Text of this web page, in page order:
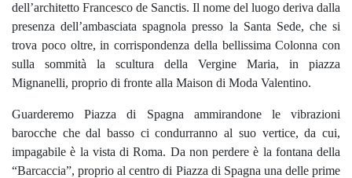
dell’architetto Francesco de Sanctis. Il nome del luogo deriva dalla
presenza dell’ambasciata spagnola presso la Santa Sede, che si
trova poco oltre, in corrispondenza della bellissima Colonna con
sulla sommità la scultura della Vergine Maria, in piazza
Mignanelli, proprio di fronte alla Maison di Moda Valentino.
Guarderemo Piazza di Spagna ammirandone le vibrazioni
barocche che dal basso ci condurranno al suo vertice, da cui,
impagabile è la vista di Roma. Da non perdere è la fontana della
“Barcaccia”, proprio al centro di Piazza di Spagna una delle prime